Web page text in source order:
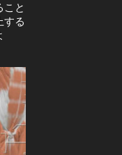
こと
する